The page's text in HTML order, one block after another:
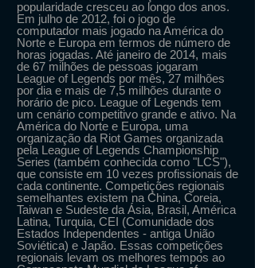
popularidade cresceu ao longo dos anos.
Em julho de 2012, foi o jogo de
computador mais jogado na América do
Norte e Europa em termos de número de
horas jogadas. Até janeiro de 2014, mais
de 67 milhões de pessoas jogaram
League of Legends por mês, 27 milhões
por dia e mais de 7,5 milhões durante o
horário de pico. League of Legends tem
um cenário competitivo grande e ativo. Na
América do Norte e Europa, uma
organização da Riot Games organizada
pela League of Legends Championship
Series (também conhecida como "LCS"),
que consiste em 10 vezes profissionais de
cada continente. Competições regionais
semelhantes existem na China, Coreia,
Taiwan e Sudeste da Ásia, Brasil, América
Latina, Turquia, CEI (Comunidade dos
Estados Independentes - antiga União
Soviética) e Japão. Essas competições
regionais levam os melhores tempos ao